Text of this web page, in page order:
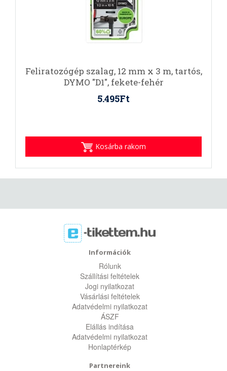
Feliratozógép szalag, 12 mm x 3 m, tartós,
DYMO "D1", fekete-fehér
5.495Ft
Kosárba rakom
Információk
Rólunk
Szállítási feltételek
Jogi nyilatkozat
Vásárlási feltételek
Adatvédelmi nyilatkozat
ÁSZF
Elállás indítása
Adatvédelmi nyilatkozat
Honlaptérkép
Partnereink